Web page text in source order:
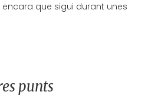
que sigui durant unes
punts